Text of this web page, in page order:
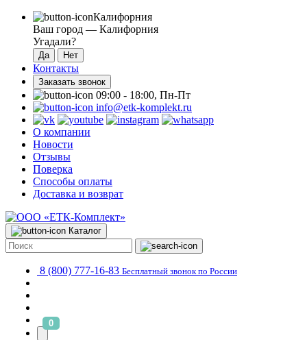
Калифорния
Ваш город — Калифорния
Угадали?
Контакты
Заказать звонок
09:00 - 18:00, Пн-Пт
info@etk-komplekt.ru
О компании
Новости
Отзывы
Поверка
Способы оплаты
Доставка и возврат
Каталог
8 (800) 777-16-83 Бесплатный звонок по России
0